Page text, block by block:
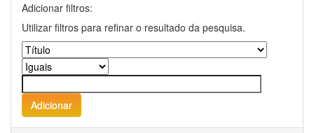
Adicionar filtros:
Utilizar filtros para refinar o resultado da pesquisa.